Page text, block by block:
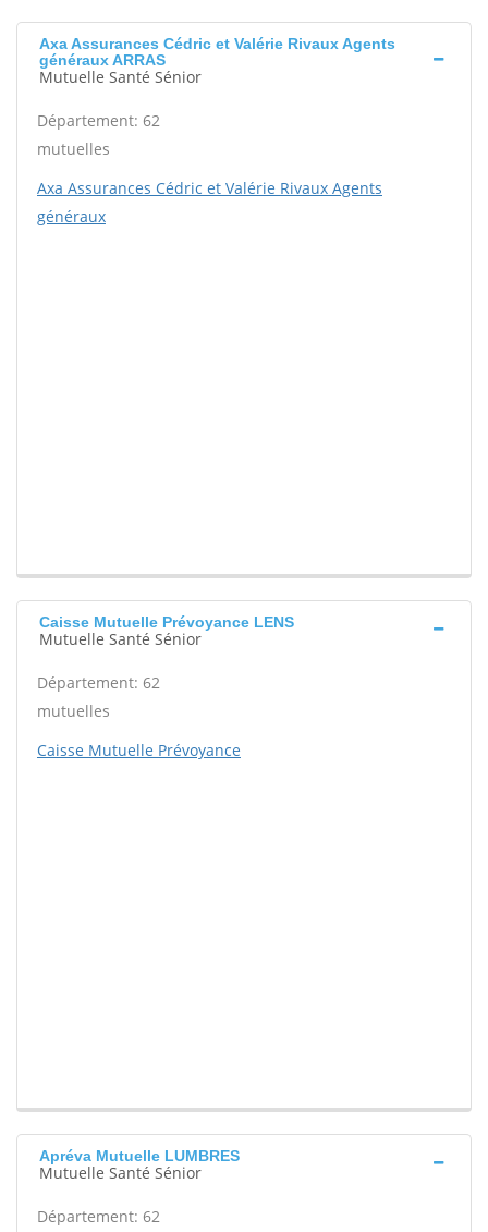
Axa Assurances Cédric et Valérie Rivaux Agents
généraux ARRAS
Mutuelle Santé Sénior
Département: 62
mutuelles
Axa Assurances Cédric et Valérie Rivaux Agents
généraux
Caisse Mutuelle Prévoyance LENS
Mutuelle Santé Sénior
Département: 62
mutuelles
Caisse Mutuelle Prévoyance
Apréva Mutuelle LUMBRES
Mutuelle Santé Sénior
Département: 62